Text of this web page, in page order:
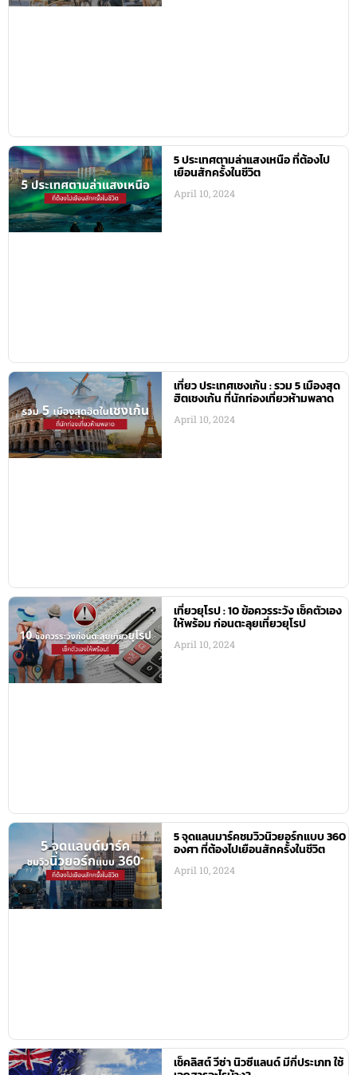
5 ประเทศตามล่าแสงเหนือ ที่ต้องไป
เยือนสักครั้งในชีวิต
April 10, 2024
เที่ยว ประเทศเชงเก้น : รวม 5 เมืองสุด
ฮิตเชงเก้น ที่นักท่องเที่ยวห้ามพลาด
April 10, 2024
เที่ยวยุโรป : 10 ข้อควรระวัง เช็คตัวเอง
ให้พร้อม ก่อนตะลุยเที่ยวยุโรป
April 10, 2024
5 จุดแลนมาร์คชมวิวนิวยอร์กแบบ 360
องศา ที่ต้องไปเยือนสักครั้งในชีวิต
April 10, 2024
เช็คลิสต์ วีซ่า นิวซีแลนด์ มีกี่ประเภท ใช้